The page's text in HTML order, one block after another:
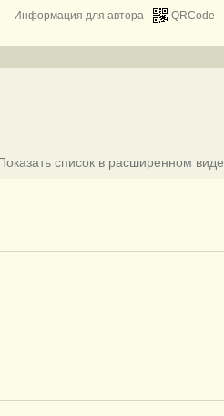
QRCode
Информация для автора
список в расширенном виде